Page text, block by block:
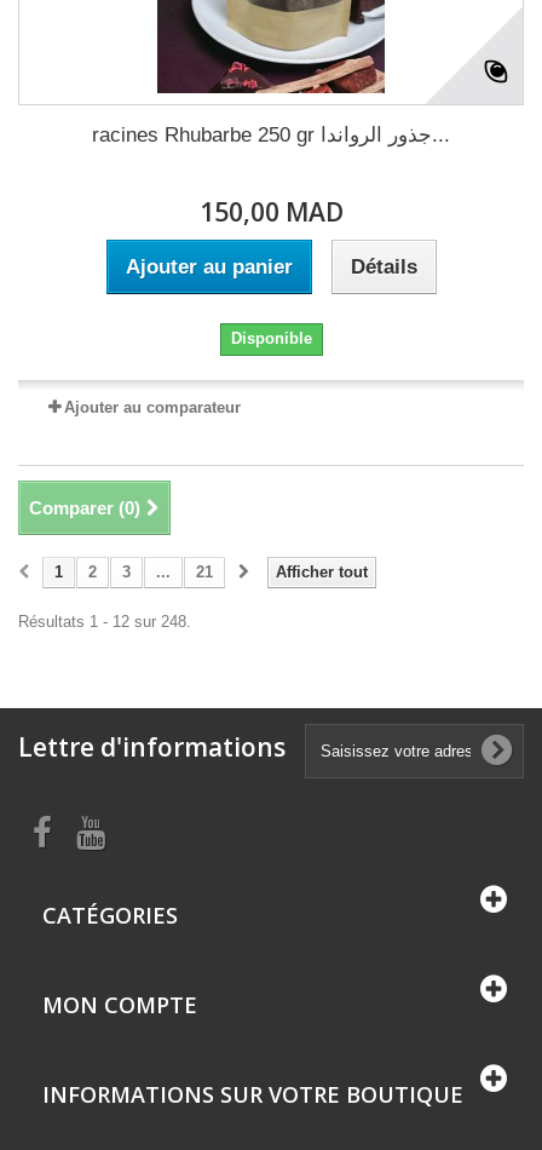
racines Rhubarbe 250 gr جذور الرواندا...
150,00 MAD
Ajouter au panier Détails
Disponible
Ajouter au comparateur
Comparer (0)
Afficher tout
1 2 3 ... 21
Résultats 1 - 12 sur 248.
Lettre d'informations
CATÉGORIES
MON COMPTE
INFORMATIONS SUR VOTRE BOUTIQUE